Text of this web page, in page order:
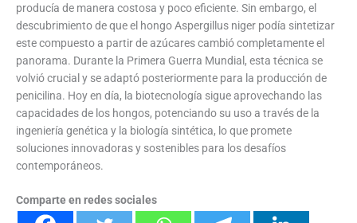
producía de manera costosa y poco eficiente. Sin embargo, el
descubrimiento de que el hongo Aspergillus niger podía sintetizar
este compuesto a partir de azúcares cambió completamente el
panorama. Durante la Primera Guerra Mundial, esta técnica se
volvió crucial y se adaptó posteriormente para la producción de
penicilina. Hoy en día, la biotecnología sigue aprovechando las
capacidades de los hongos, potenciando su uso a través de la
ingeniería genética y la biología sintética, lo que promete
soluciones innovadoras y sostenibles para los desafíos
contemporáneos.
Comparte en redes sociales